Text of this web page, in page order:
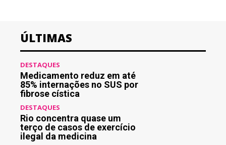
ÚLTIMAS
DESTAQUES
Medicamento reduz em até
85% internações no SUS por
fibrose cística
DESTAQUES
Rio concentra quase um
terço de casos de exercício
ilegal da medicina